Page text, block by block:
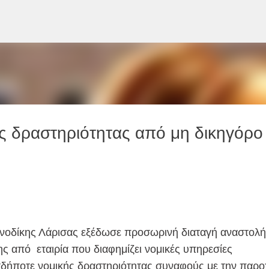
δραστηριότητας από μη δικηγόρο
Λάρισας εξέδωσε προσωρινή διαταγή
από εταιρία που διαφημίζει νομικές υπηρεσίες
νομικής δραστηριότητας συναφούς με την